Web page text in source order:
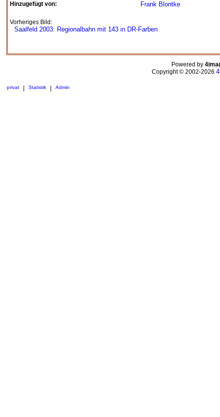
Hinzugefügt von: Frank Blontke
Vorheriges Bild:
Saalfeld 2003: Regionalbahn mit 143 in DR-Farben
Powered by
Copyright © 2002-2026
privat Statistik Admin